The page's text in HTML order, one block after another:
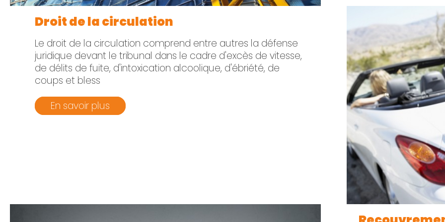
Droit de la circulation
Le droit de la circulation comprend entre autres la défense
juridique devant le tribunal dans le cadre d'excès de vitesse,
de délits de fuite, d'intoxication alcoolique, d'ébriété, de
coups et bless
En savoir plus